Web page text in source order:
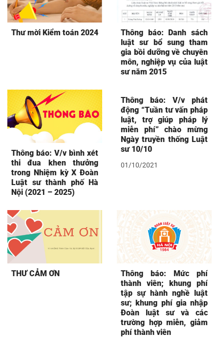
Thư mời Kiểm toán 2024
Thông báo: Danh sách
luật sư bổ sung tham
gia bồi dưỡng về chuyên
môn, nghiệp vụ của luật
sư năm 2015
Thông báo: V/v bình xét
thi đua khen thưởng
trong Nhiệm kỳ X Đoàn
Luật sư thành phố Hà
Nội (2021 – 2025)
Thông báo: V/v phát
động “Tuần tư vấn pháp
luật, trợ giúp pháp lý
miễn phí” chào mừng
Ngày truyền thống Luật
sư 10/10
01/10/2021
THƯ CẢM ƠN
Thông báo: Mức phí
thành viên; khung phí
tập sự hành nghề luật
sư; khung phí gia nhập
Đoàn luật sư và các
trường hợp miễn, giảm
phí thành viên